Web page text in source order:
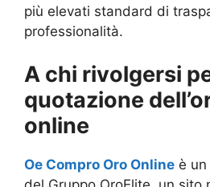
più elevati standard di
professionalità.
A chi rivolgersi
quotazione
online
Oe Compro Oro Online è